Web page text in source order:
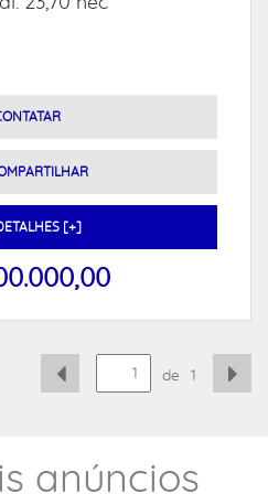
[+]
de 1
anúncios